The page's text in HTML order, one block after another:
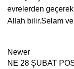
evrelerden
Allah bilir.Selam
Newer
NE 28 ŞUBAT